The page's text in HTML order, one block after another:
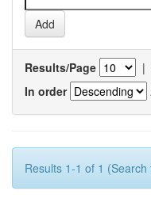
Results/Page |
In order
Results 1-1 of 1